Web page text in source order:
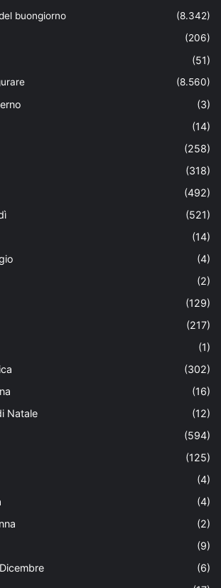
buongiorno
(8.342)
(206)
(51)
(8.560)
(3)
(14)
(258)
(318)
(492)
(521)
(14)
(4)
(2)
(129)
(217)
(1)
(302)
(16)
Natale
(12)
(594)
(125)
(4)
(4)
(2)
(9)
(6)